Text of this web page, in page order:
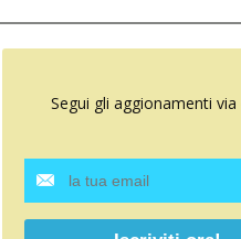
Segui gli aggionamenti via